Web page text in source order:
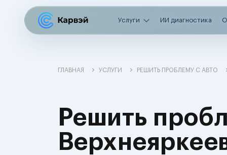
Услуги ИИ диагностика
ГЛАВНАЯ УСЛУГИ РЕШИТЬ ПРОБЛЕМУ С АВТО
Решить